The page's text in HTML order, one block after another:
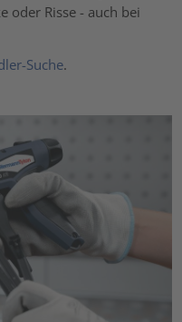
oder Risse - auch bei
Suche.